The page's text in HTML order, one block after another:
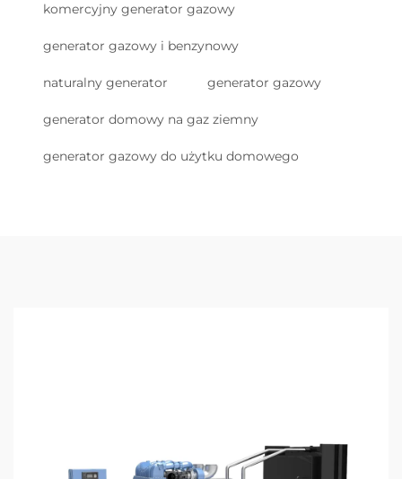
komercyjny generator gazowy
generator gazowy i benzynowy
naturalny generator generator gazowy
generator domowy na gaz ziemny
generator gazowy do użytku domowego